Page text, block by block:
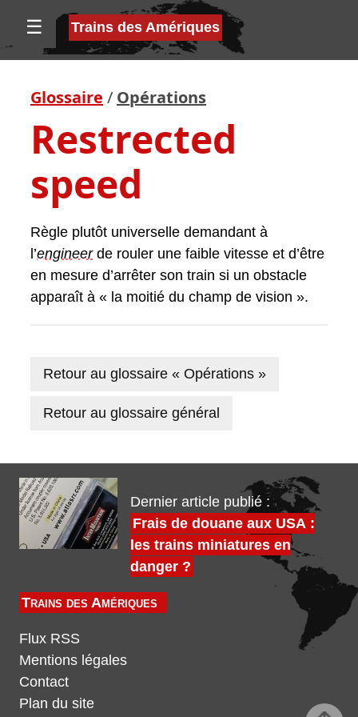
☰ Trains des Amériques
Glossaire / Opérations
Restrected
speed
Règle plutôt universelle demandant à
l’engineerde rouler une faible vitesse et d’être
en mesure d’arrêter son train si un obstacle
apparaît à « la moitié du champ de vision ».
Retour au glossaire « Opérations »
Retour au glossaire général
Dernier article publié :
Frais de douane aux USA :
les trains miniatures en
danger ?
Trains des Amériques
Flux RSS
Mentions légales
Contact
Plan du site